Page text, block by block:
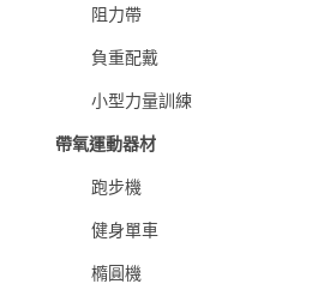
阻力帶
負重配戴
小型力量訓練
帶氧運動器材
跑步機
健身單車
橢圓機